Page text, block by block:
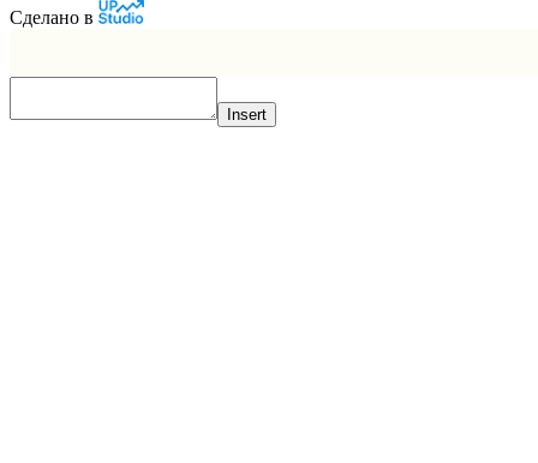
Сделано в
Insert